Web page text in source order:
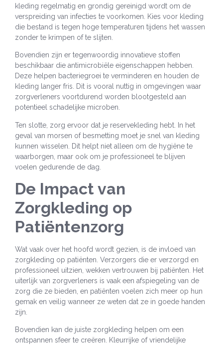
kleding regelmatig en grondig gereinigd wordt om de
verspreiding van infecties te voorkomen. Kies voor kleding
die bestand is tegen hoge temperaturen tijdens het wassen
zonder te krimpen of te slijten.
Bovendien zijn er tegenwoordig innovatieve stoffen
beschikbaar die antimicrobiële eigenschappen hebben.
Deze helpen bacteriegroei te verminderen en houden de
kleding langer fris. Dit is vooral nuttig in omgevingen waar
zorgverleners voortdurend worden blootgesteld aan
potentieel schadelijke microben.
Ten slotte, zorg ervoor dat je reservekleding hebt. In het
geval van morsen of besmetting moet je snel van kleding
kunnen wisselen. Dit helpt niet alleen om de hygiëne te
waarborgen, maar ook om je professioneel te blijven
voelen gedurende de dag.
De Impact van
Zorgkleding op
Patiëntenzorg
Wat vaak over het hoofd wordt gezien, is de invloed van
zorgkleding op patiënten. Verzorgers die er verzorgd en
professioneel uitzien, wekken vertrouwen bij patiënten. Het
uiterlijk van zorgverleners is vaak een afspiegeling van de
zorg die ze bieden, en patiënten voelen zich meer op hun
gemak en veilig wanneer ze weten dat ze in goede handen
zijn.
Bovendien kan de juiste zorgkleding helpen om een
ontspannen sfeer te creëren. Kleurrijke of vriendelijke